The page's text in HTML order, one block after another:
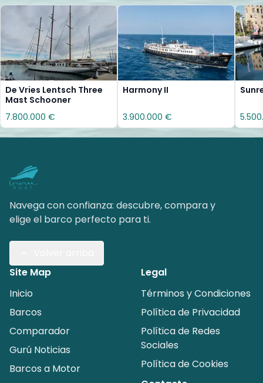
De Vries Lentsch Three
Mast Schooner
7.800.000 €
Harmony II
3.900.000 €
Navega con confianza: descubre, compara y
elige el barco perfecto para ti.
Site Map
Inicio
Barcos
Comparador
Gurú Noticias
Barcos a Motor
Legal
Términos y Condiciones
Política de Privacidad
Política de Redes
Sociales
Política de Cookies